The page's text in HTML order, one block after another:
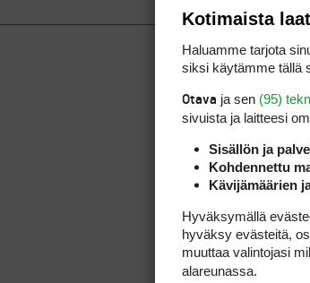
Kotimaista
Haluamme tarjota
siksi käytämme tällä
Otava ja sen (95)
sivuista ja laitteesi
Sisällön ja
Kohdennettu
Kävijämäärien
Hyväksymällä
hyväksy evästeitä,
muuttaa valintojasi
alareunassa.